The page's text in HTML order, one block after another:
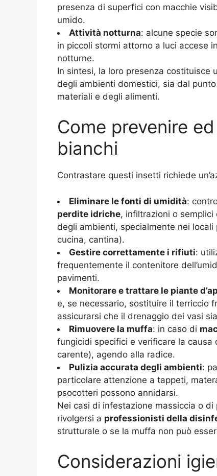
presenza di superfici con macchie
umido.
Attività notturna: alcune specie
in piccoli stormi attorno a luci accese
notturne.
In sintesi, la loro presenza costituisce
degli ambienti domestici, sia dal
materiali e degli alimenti.
Come prevenire
bianchi
Contrastare questi insetti richiede
Eliminare le fonti di umidità:
perdite idriche, infiltrazioni o
degli ambienti, specialmente nei
cucina, cantina).
Gestire correttamente i rifiuti:
frequentemente il contenitore
pavimenti.
Monitorare e trattare le piante
e, se necessario, sostituire il terriccio
assicurarsi che il drenaggio dei vasi
Rimuovere la muffa: in caso di
fungicidi specifici e verificare la
carente), agendo alla radice.
Pulizia accurata degli ambienti:
particolare attenzione a tappeti,
psocotteri possono annidarsi.
Nei casi di infestazione massiccia o
rivolgersi a professionisti della
strutturale o se la muffa non può
Considerazioni